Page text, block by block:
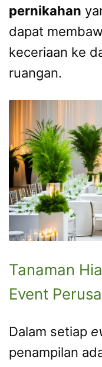
pernikahan
dapat
keceriaan ke
ruangan.
Tanaman
Event
Dalam setiap
penampilan